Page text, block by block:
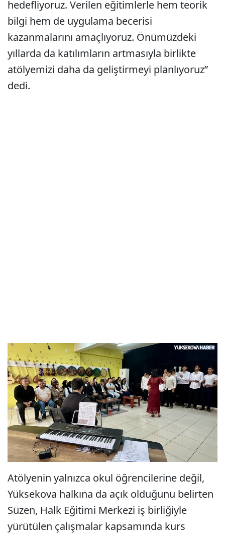
hedefliyoruz. Verilen eğitimlerle hem teorik
bilgi hem de uygulama becerisi
kazanmalarını amaçlıyoruz. Önümüzdeki
yıllarda da katılımların artmasıyla birlikte
atölyemizi daha da geliştirmeyi planlıyoruz”
dedi.
Atölyenin yalnızca okul öğrencilerine değil,
Yüksekova halkına da açık olduğunu belirten
Süzen, Halk Eğitimi Merkezi iş birliğiyle
yürütülen çalışmalar kapsamında kurs